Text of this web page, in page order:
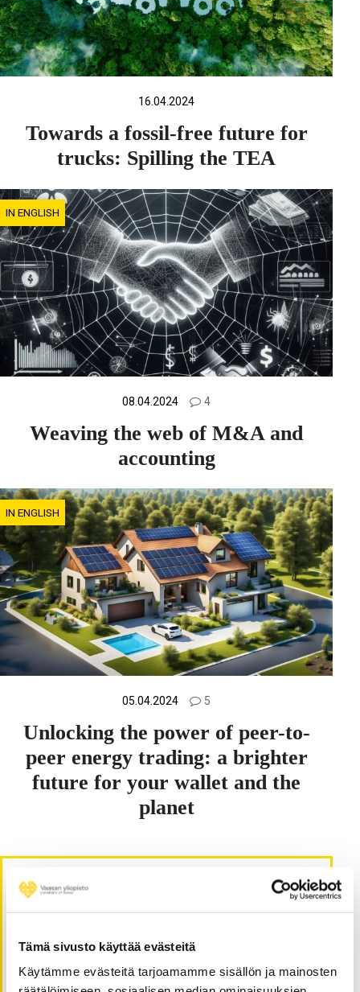
Tämä sivusto käyttää evästeitä
Käytämme evästeitä tarjoamamme sisällön ja mainosten
16.04.2024
Towards a fossil-free future for
trucks: Spilling the TEA
IN ENGLISH
08.04.2024 4
Weaving the web of M&A and
accounting
IN ENGLISH
05.04.2024 5
Unlocking the power of peer-to-
peer energy trading: a brighter
future for your wallet and the
planet
Väitöskuiskaaja-blogi / Thesis
Whisperer blog
Tarinoita väitöstutkimuksen ja muun yliopistotutkimuksen
ääreltä. Vaasan yliopiston jatko-opiskelijoiden ja
tutkijoiden yhteinen blogi.